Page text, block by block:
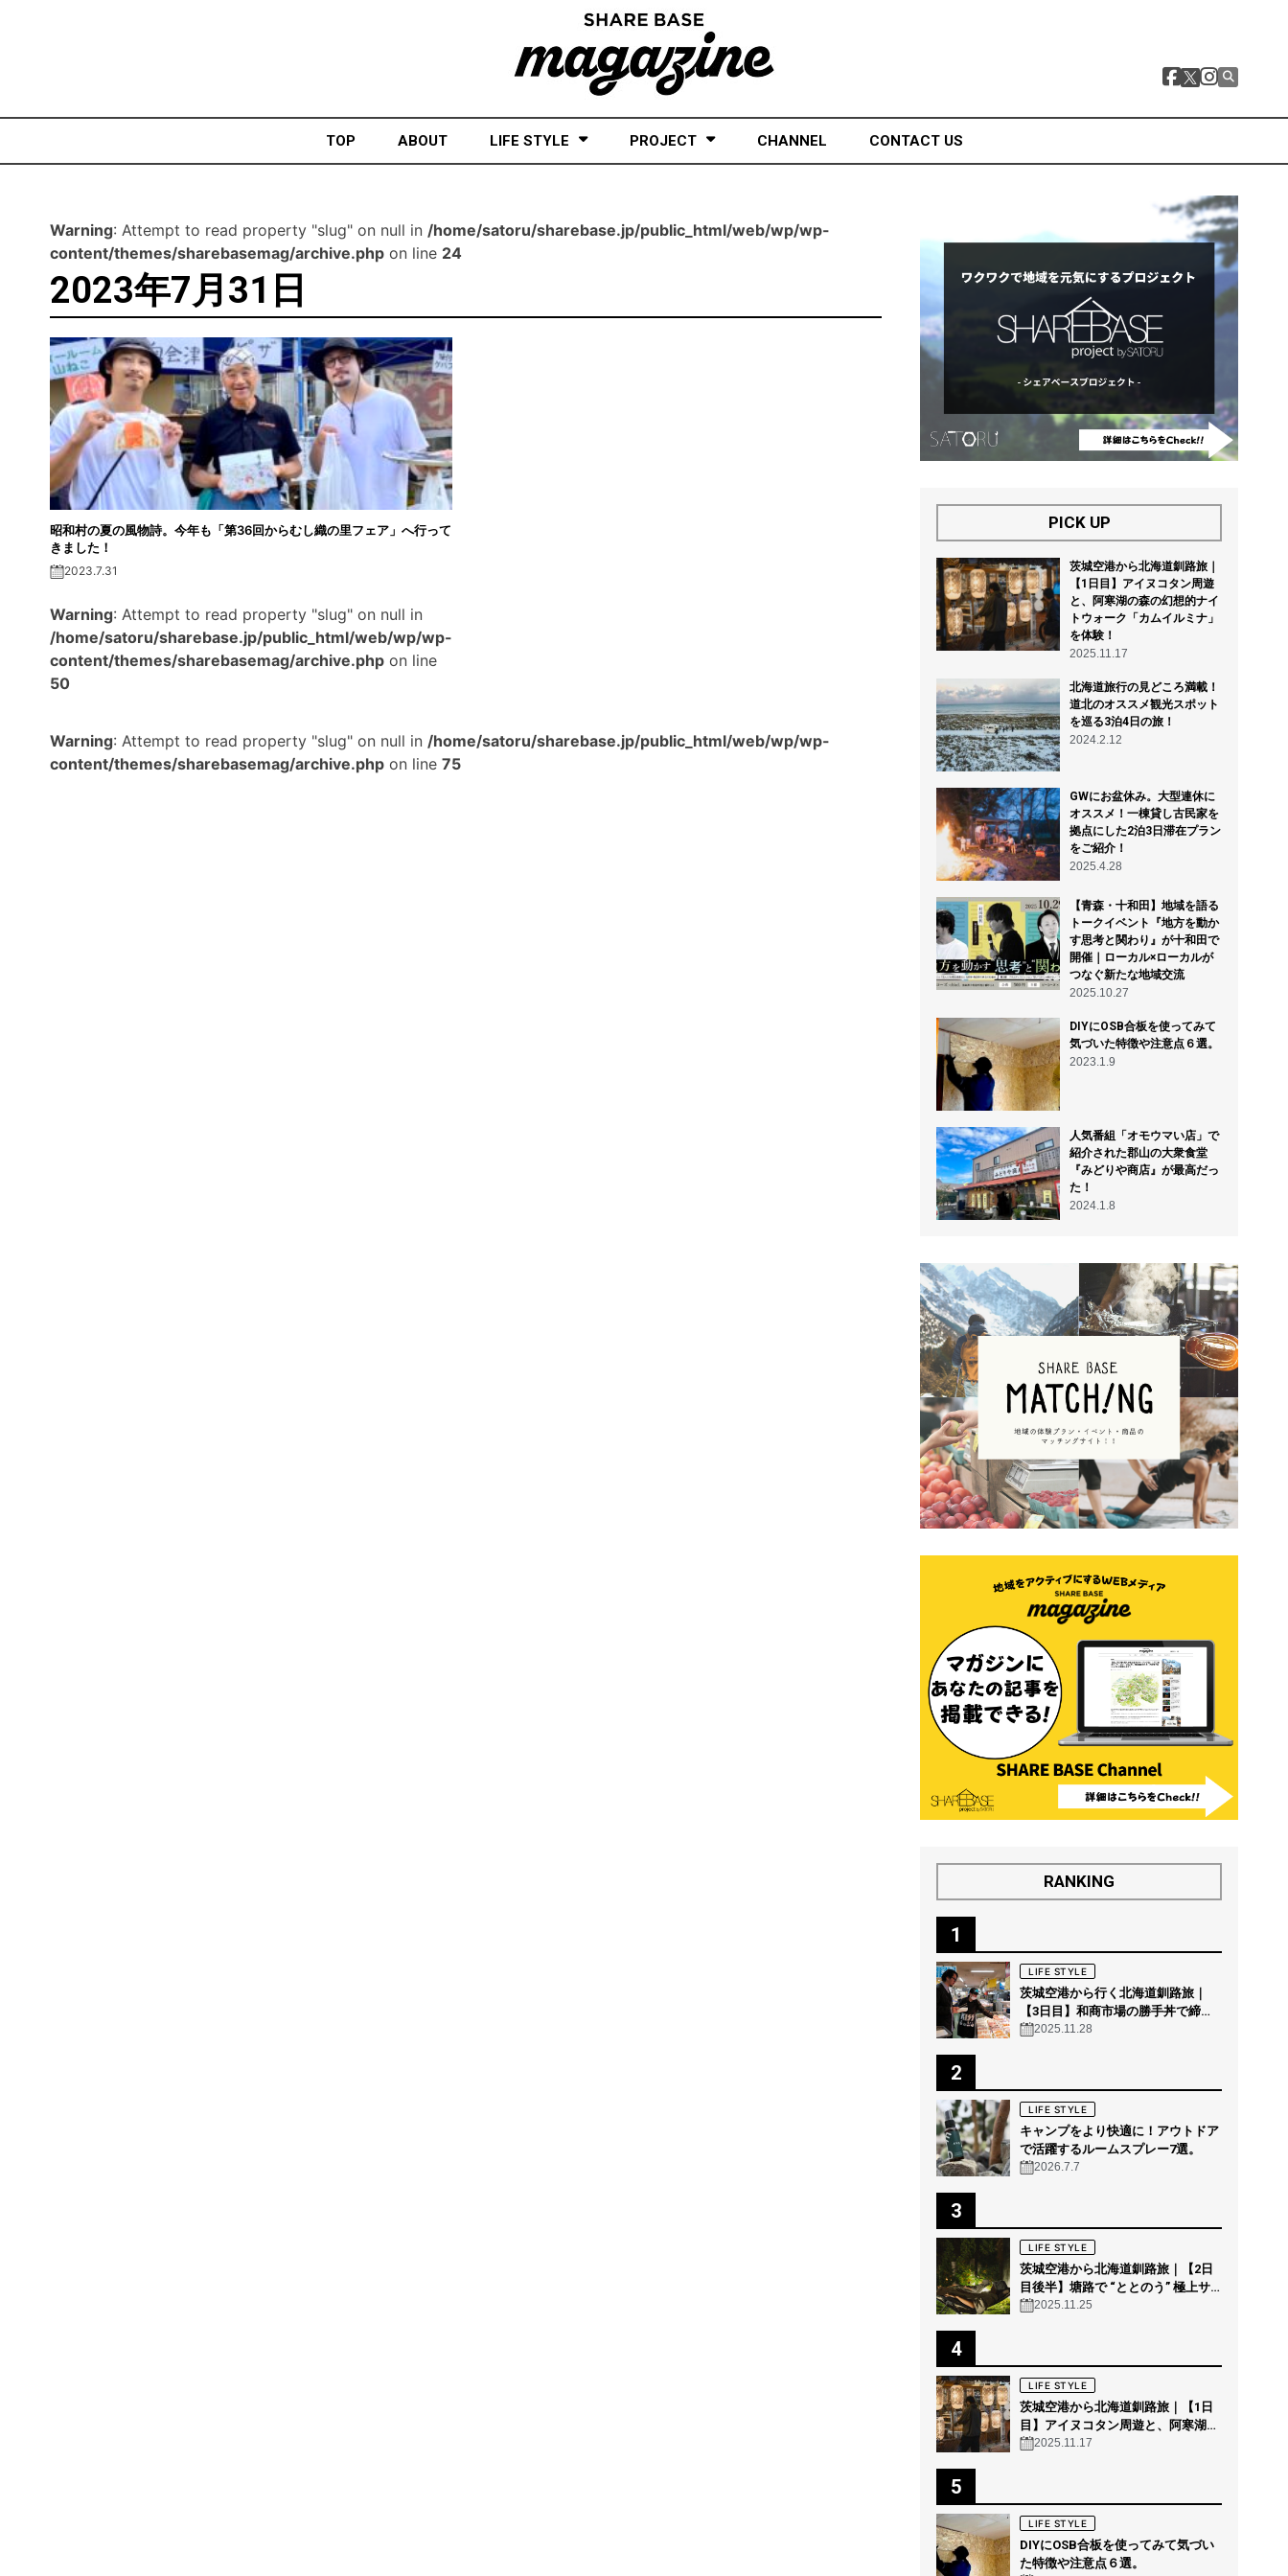
TOP ABOUT LIFE STYLE PROJECT CHANNEL CONTACT US
Warning: Attempt to read property "slug" on null in /home/satoru/sharebase.jp/public_html/web/wp/wp-
content/themes/sharebasemag/archive.php on line 24
2023年7月31日
昭和村の夏の風物詩。今年も「第36回からむし織の里フェア」へ行って
きました！
2023.7.31
Warning: Attempt to read property "slug" on null in
/home/satoru/sharebase.jp/public_html/web/wp/wp-
content/themes/sharebasemag/archive.php on line
50
Warning: Attempt to read property "slug" on null in /home/satoru/sharebase.jp/public_html/web/wp/wp-
content/themes/sharebasemag/archive.php on line 75
PICK UP
茨城空港から北海道釧路旅｜
【1日目】アイヌコタン周遊
と、阿寒湖の森の幻想的ナイ
トウォーク「カムイルミナ」
を体験！
2025.11.17
北海道旅行の見どころ満載！
道北のオススメ観光スポット
を巡る3泊4日の旅！
2024.2.12
GWにお盆休み。大型連休に
オススメ！一棟貸し古民家を
拠点にした2泊3日滞在プラン
をご紹介！
2025.4.28
【青森・十和田】地域を語る
トークイベント『地方を動か
す思考と関わり』が十和田で
開催｜ローカル×ローカルが
つなぐ新たな地域交流
2025.10.27
DIYにOSB合板を使ってみて
気づいた特徴や注意点６選。
2023.1.9
人気番組「オモウマい店」で
紹介された郡山の大衆食堂
『みどりや商店』が最高だっ
た！
2024.1.8
RANKING
1
LIFE STYLE
茨城空港から行く北海道釧路旅｜
【3日目】和商市場の勝手丼で締め
る“釧路の朝グルメ”
2025.11.28
2
LIFE STYLE
キャンプをより快適に！アウトドア
で活躍するルームスプレー7選。
2026.7.7
3
LIFE STYLE
茨城空港から北海道釧路旅｜【2日
目後半】塘路で “ととのう” 極上サ
ウナ体験 @THE GEEK
2025.11.25
4
LIFE STYLE
茨城空港から北海道釧路旅｜【1日
目】アイヌコタン周遊と、阿寒湖の
森の幻想的ナイトウォーク「カムイ
2025.11.17
5
LIFE STYLE
DIYにOSB合板を使ってみて気づい
た特徴や注意点６選。